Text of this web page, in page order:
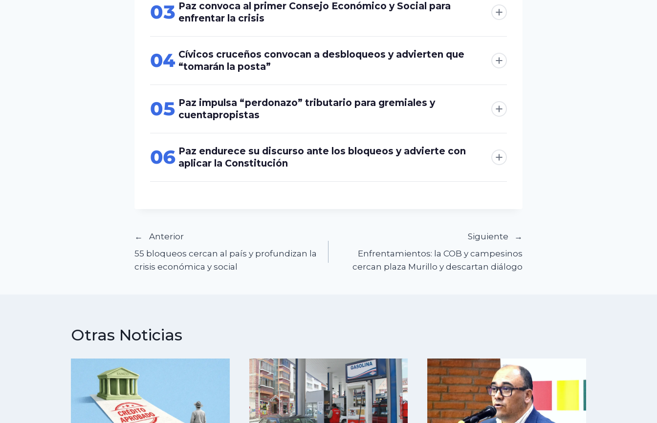
03 Paz convoca al primer Consejo Económico y Social para
enfrentar la crisis
04 Cívicos cruceños convocan a desbloqueos y advierten que
“tomarán la posta”
05 Paz impulsa “perdonazo” tributario para gremiales y
cuentapropistas
06 Paz endurece su discurso ante los bloqueos y advierte con
aplicar la Constitución
Navegación
de
Anterior
55 bloqueos cercan al país y profundizan la
crisis económica y social
Siguiente
Enfrentamientos: la COB y campesinos
cercan plaza Murillo y descartan diálogo
Otras Noticias